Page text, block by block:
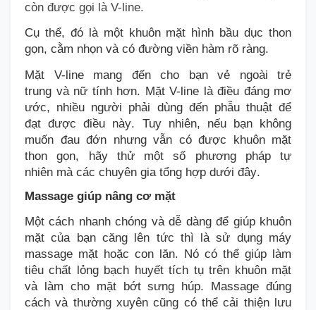
còn được gọi là V-line.
Cụ thể, đó là một khuôn mặt hình bầu dụcthon
gọn, cằm nhọn và có đường viền hàm rõ ràng.
Mặt V-linemang đến cho bạn vẻ ngoài trẻ
trung vànữ tính hơn. Mặt V-line là điều đáng mơ
ước, nhiều người phải dùng đến phẫu thuật để
đạtđược điều này. Tuy nhiên, nếu bạn không
muốn đau đớn nhưng vẫn có được khuônmặt
thon gọn, hãy thử một số phương pháp tự
nhiên mà các chuyên gia tổng hợp dưới đây.
Massage giúp nâng cơ mặt
Một cách nhanh chóng và dễ dàng để giúp khuôn
mặt của bạn căng lên tức thì là sử dụng máy
massage mặt hoặc con lăn. Nó có thể giúp làm
tiêu chất lỏng bạch huyết tích tụ trên khuôn mặt
và làm cho mặtbớt sưng húp. Massage đúng
cách và thường xuyên cũng có thể cải thiện lưu